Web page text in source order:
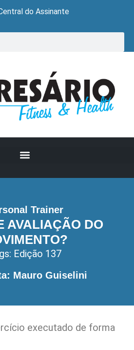
do Assinante
Trainer
AVALIAÇÃO DO
Edição 137
Mauro Guiselini
executado de forma